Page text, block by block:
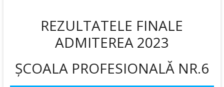
REZULTATELE FINALE
ADMITEREA 2023
ȘCOALA PROFESIONALĂ NR.6